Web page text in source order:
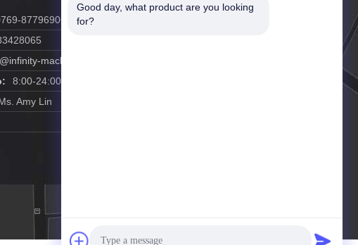
87796906
machine.com
8:00-24:00
Amy Lin
Good day, what product are you looking
for?